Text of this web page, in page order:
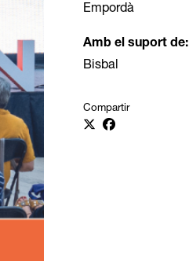
Empordà
Amb el suport de:
Bisbal
Compartir